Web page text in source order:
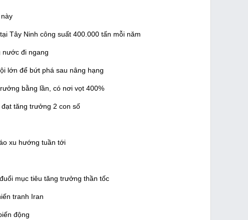
Tây Ninh công suất 400.000 tấn mỗi năm
nước đi ngang
lớn để bứt phá sau nâng hạng
bằng lần, có nơi vọt 400%
tăng trưởng 2 con số
xu hướng tuần tới
mục tiêu tăng trưởng thần tốc
tranh Iran
động